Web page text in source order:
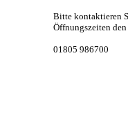
Bitte kontaktieren
Öffnungszeiten
01805 986700